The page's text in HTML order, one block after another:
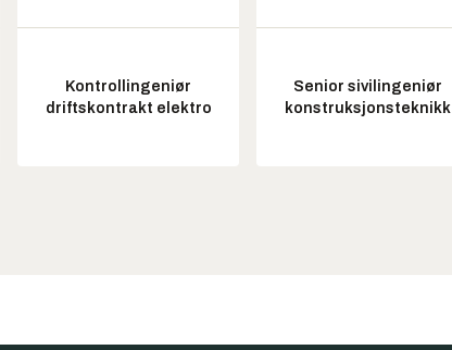
Kontrollingeniør
driftskontrakt elektro
Senior sivilingeniør
konstruksjonsteknikk